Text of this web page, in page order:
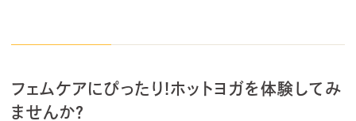
フェムケアにぴったり!ホットヨガを体験してみ
ませんか？